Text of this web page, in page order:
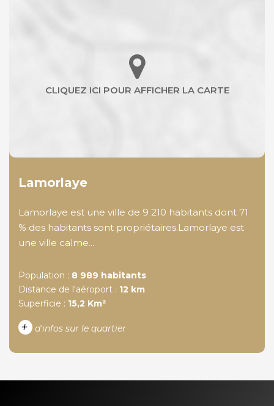
Lamorlaye
Lamorlaye est une ville de 9 210 habitants dont 71
% des habitants sont propriétaires.Lamorlaye est
une ville calme...
Population : 8 989 habitants
Distance de l'aéroport : 12 km
Superficie : 15,2 Km²
+ d'infos sur le quartier